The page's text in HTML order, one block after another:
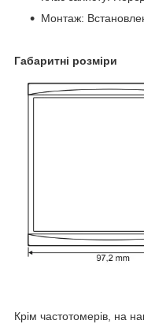
Монтаж:
Габаритні розміри
Крім частотомерів, на